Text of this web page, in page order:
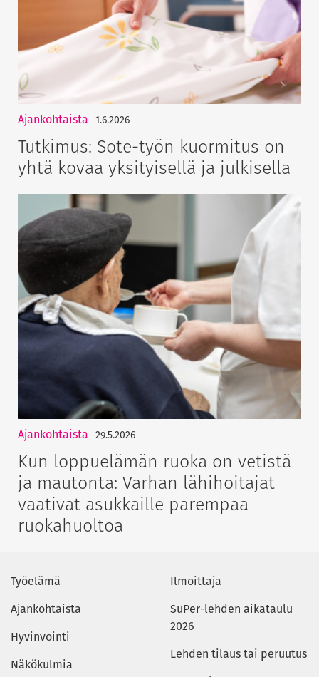
Ajankohtaista 1.6.2026
Tutkimus: Sote-työn kuormitus on
yhtä kovaa yksityisellä ja julkisella
Ajankohtaista 29.5.2026
Kun loppuelämän ruoka on vetistä
ja mautonta: Varhan lähihoitajat
vaativat asukkaille parempaa
ruokahuoltoa
Työelämä
Ajankohtaista
Hyvinvointi
Näkökulmia
Ilmoittaja
SuPer-lehden aikataulu
2026
Lehden tilaus tai peruutus